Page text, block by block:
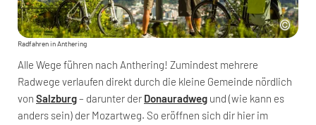
Radfahren in Anthering
Alle Wege führen nach Anthering! Zumindest mehrere
Radwege verlaufen direkt durch die kleine Gemeinde nördlich
von Salzburg– darunter der Donauradweg und (wie kann es
anders sein) der Mozartweg. So eröffnen sich dir hier im